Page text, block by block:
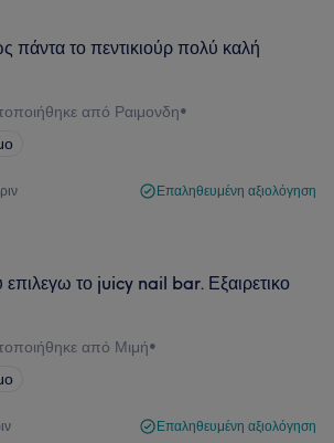
το πεντικιούρ πολύ καλή
από Ραιμονδη•
Επαληθευμένη αξιολόγηση
το juicy nail bar. Εξαιρετικο
από Μιμή•
Επαληθευμένη αξιολόγηση